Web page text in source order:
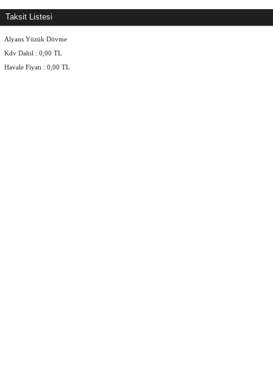
Taksit Listesi
Alyans Yüzük Dövme
Kdv Dahil : 0,00 TL
Havale Fiyatı : 0,00 TL